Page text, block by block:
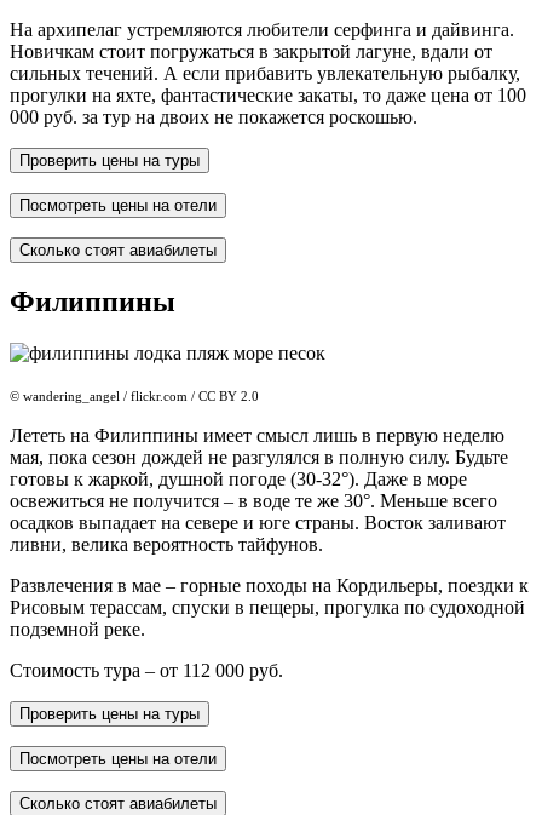
На архипелаг устремляются любители серфинга и дайвинга.
Новичкам стоит погружаться в закрытой лагуне, вдали от
сильных течений. А если прибавить увлекательную рыбалку,
прогулки на яхте, фантастические закаты, то даже цена от 100
000 руб. за тур на двоих не покажется роскошью.
Проверить цены на туры
Посмотреть цены на отели
Сколько стоят авиабилеты
Филиппины
© wandering_angel / flickr.com / CC BY 2.0
Лететь на Филиппины имеет смысл лишь в первую неделю
мая, пока сезон дождей не разгулялся в полную силу. Будьте
готовы к жаркой, душной погоде (30-32°). Даже в море
освежиться не получится – в воде те же 30°. Меньше всего
осадков выпадает на севере и юге страны. Восток заливают
ливни, велика вероятность тайфунов.
Развлечения в мае – горные походы на Кордильеры, поездки к
Рисовым терассам, спуски в пещеры, прогулка по судоходной
подземной реке.
Стоимость тура – от 112 000 руб.
Проверить цены на туры
Посмотреть цены на отели
Сколько стоят авиабилеты